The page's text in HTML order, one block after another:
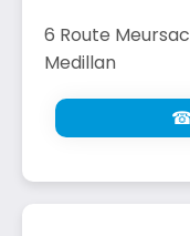
6 Route
Medillan
☎